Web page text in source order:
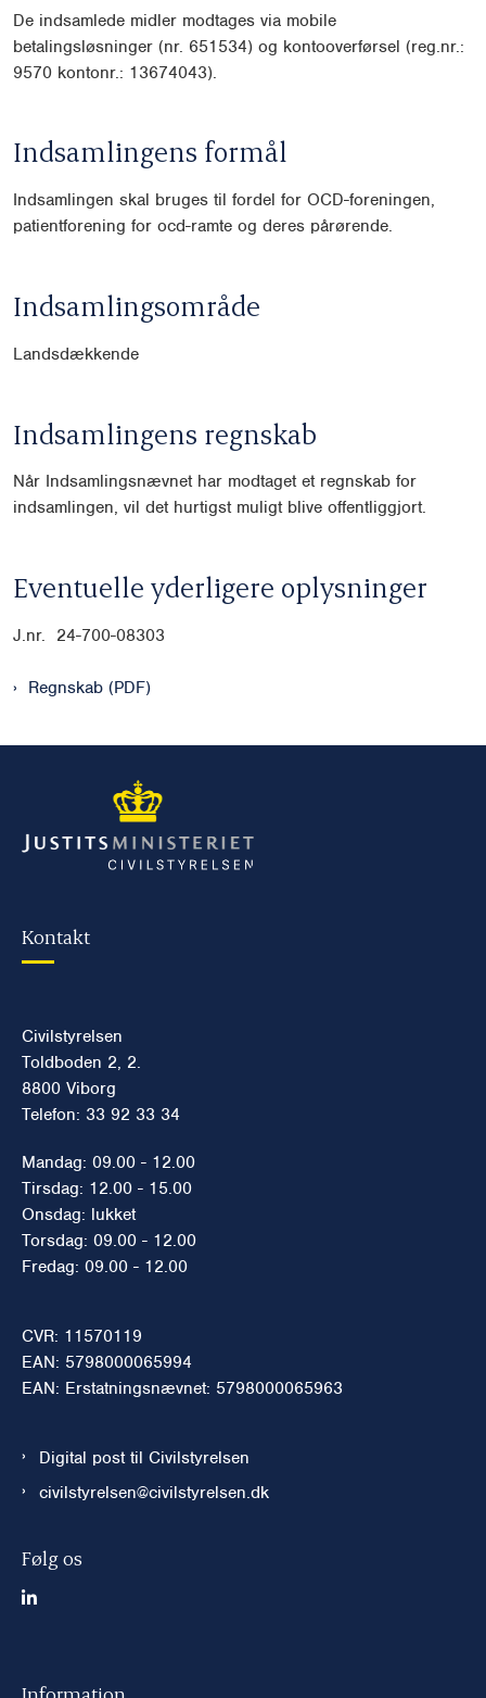
De indsamlede midler modtages via mobile
betalingsløsninger (nr. 651534) og kontooverførsel (reg.nr.:
9570 kontonr.: 13674043).
Indsamlingens formål
Indsamlingen skal bruges til fordel for OCD-foreningen,
patientforening for ocd-ramte og deres pårørende.
Indsamlingsområde
Landsdækkende
Indsamlingens regnskab
Når Indsamlingsnævnet har modtaget et regnskab for
indsamlingen, vil det hurtigst muligt blive offentliggjort.
Eventuelle yderligere oplysninger
J.nr. 24-700-08303
Regnskab (PDF)
Kontakt
Civilstyrelsen
Toldboden 2, 2.
8800 Viborg
Telefon: 33 92 33 34
Mandag: 09.00 - 12.00
Tirsdag: 12.00 - 15.00
Onsdag: lukket
Torsdag: 09.00 - 12.00
Fredag: 09.00 - 12.00
CVR: 11570119
EAN: 5798000065994
EAN: Erstatningsnævnet: 5798000065963
Digital post til Civilstyrelsen
civilstyrelsen@civilstyrelsen.dk
Følg os
Information